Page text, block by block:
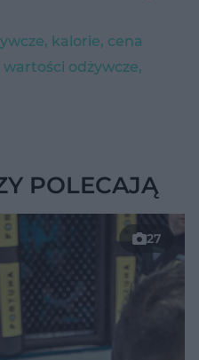
kalorie, cena
wartości odżywcze,
POLECAJĄ
27